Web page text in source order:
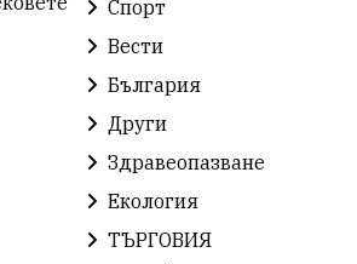
БългарскиСпорт
земеделие
Иновации САЩ
Спорт
Вести
България
Други
Здравеопазване
Екология
ТЪРГОВИЯ